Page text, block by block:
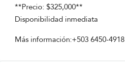
**Precio: $325,000**
Disponibilidad inmediata
Más información:+503 6450-4918